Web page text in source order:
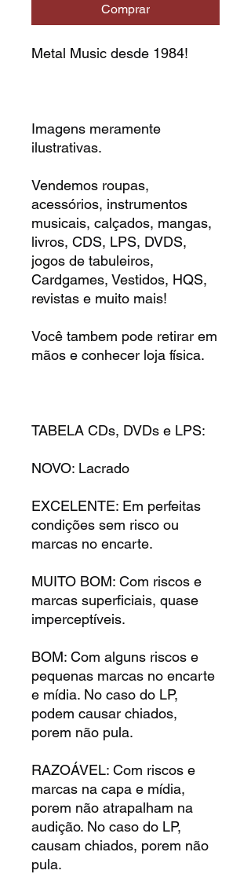
Comprar
Metal Music desde 1984!
Imagens meramente
ilustrativas.
Vendemos roupas,
acessórios, instrumentos
musicais, calçados, mangas,
livros, CDS, LPS, DVDS,
jogos de tabuleiros,
Cardgames, Vestidos, HQS,
revistas e muito mais!
Você tambem pode retirar em
mãos e conhecer loja física.
TABELA CDs, DVDs e LPS:
NOVO: Lacrado
EXCELENTE: Em perfeitas
condições sem risco ou
marcas no encarte.
MUITO BOM: Com riscos e
marcas superficiais, quase
imperceptíveis.
BOM: Com alguns riscos e
pequenas marcas no encarte
e mídia. No caso do LP,
podem causar chiados,
porem não pula.
RAZOÁVEL: Com riscos e
marcas na capa e mídia,
porem não atrapalham na
audição. No caso do LP,
causam chiados, porem não
pula.